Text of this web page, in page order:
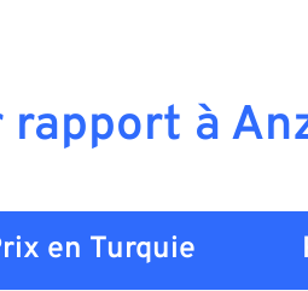
à
en Turquie